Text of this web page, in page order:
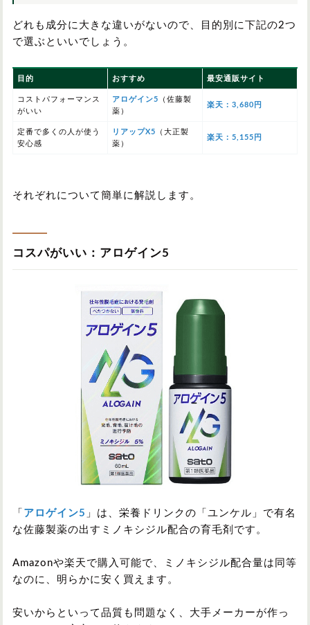
どれも成分に大きな違いがないので、目的別に下記の2つ
で選ぶといいでしょう。
目的 おすすめ 最安通販サイト
コストパフォーマンス
がいい
アロゲイン5 （佐藤製
薬）
楽天：3,680円
定番で多くの人が使う
安心感
リアップX5 （大正製
薬）
楽天：5,155円
それぞれについて簡単に解説します。
コスパがいい：アロゲイン5
「 アロゲイン5 」は、栄養ドリンクの「ユンケル」で有名
な佐藤製薬の出すミノキシジル配合の育毛剤です。
Amazonや楽天で購入可能で、ミノキシジル配合量は同等
なのに、明らかに安く買えます。
安いからといって品質も問題なく、大手メーカーが作っ